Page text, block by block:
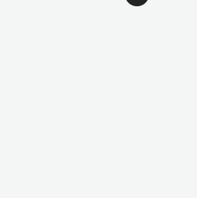
Νεκρή 64χρονη γυναίκα στην Αγία Βαρβάρα